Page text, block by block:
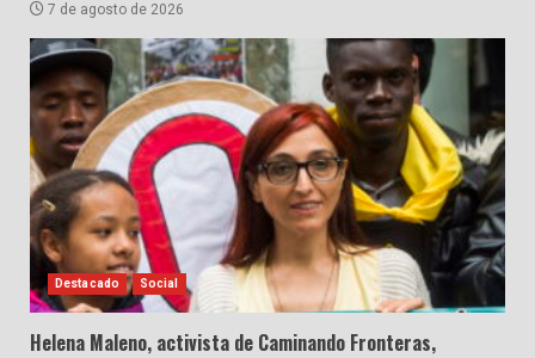
7 de agosto de 2026
Destacado Social
Helena Maleno, activista de Caminando Fronteras,